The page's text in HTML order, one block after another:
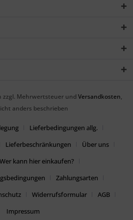
zzgl. Mehrwertsteuer und Versandkosten,
anders beschrieben
Lieferbedingungen allg.
Lieferbeschränkungen
Über uns
Wer kann hier einkaufen?
Zahlungsarten
Widerrufsformular
AGB
Impressum